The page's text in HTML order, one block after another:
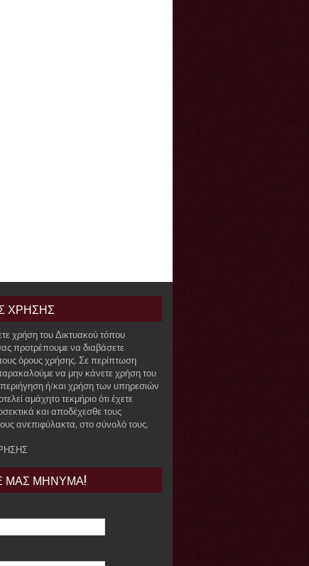
ΧΡΗΣΗΣ
χρήση του Δικτυακού τόπου
προτρέπουμε να διαβάσετε
όρους χρήσης. Σε περίπτωση
να μην κάνετε χρήση του
ή/και χρήση των υπηρεσιών
αμάχητο τεκμήριο ότι έχετε
και αποδέχεσθε τους
ανεπιφύλακτα, στο σύνολό τους.
ΜΑΣ ΜΗΝΥΜΑ!